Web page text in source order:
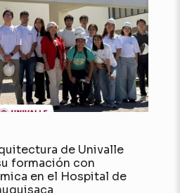
de Univalle
formación con
en el Hospital de